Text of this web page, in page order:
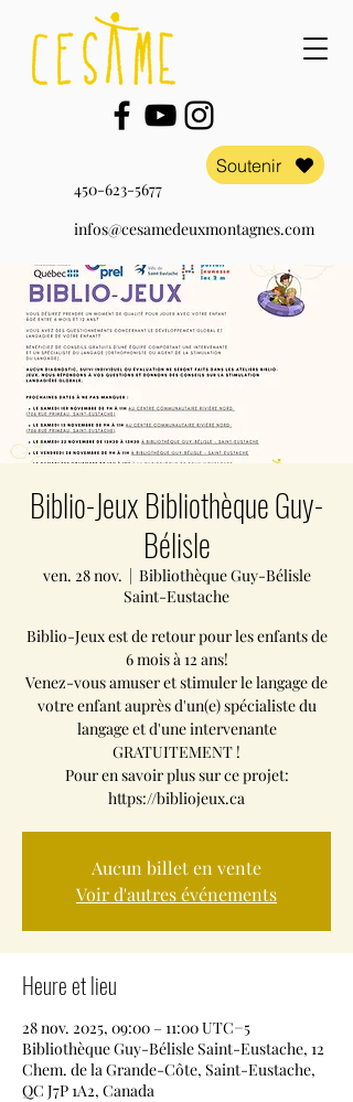
Soutenir
450-623-5677
infos@cesamedeuxmontagnes.com
Biblio-Jeux Bibliothèque Guy-
Bélisle
ven. 28 nov.
  |
Bibliothèque Guy-Bélisle
Saint-Eustache
Biblio-Jeux est de retour pour les enfants de
6 mois à 12 ans!
Venez-vous amuser et stimuler le langage de
votre enfant auprès d'un(e) spécialiste du
langage et d'une intervenante
GRATUITEMENT !
Pour en savoir plus sur ce projet:
https://bibliojeux.ca
Aucun billet en vente
Voir d'autres événements
Heure et lieu
28 nov. 2025, 09:00 – 11:00 UTC−5
Bibliothèque Guy-Bélisle Saint-Eustache, 12
Chem. de la Grande-Côte, Saint-Eustache,
QC J7P 1A2, Canada